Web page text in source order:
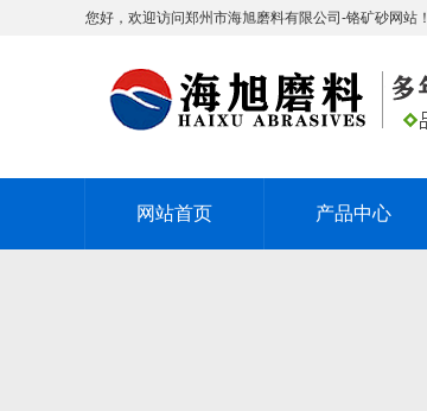
您好，欢迎访问郑州市海旭磨料有限公司-铬矿砂网站！
网站首页 产品中心